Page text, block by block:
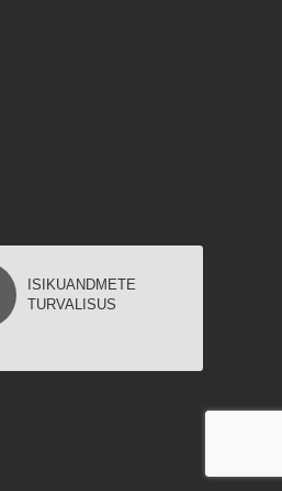
ISIKUANDMETE
TURVALISUS